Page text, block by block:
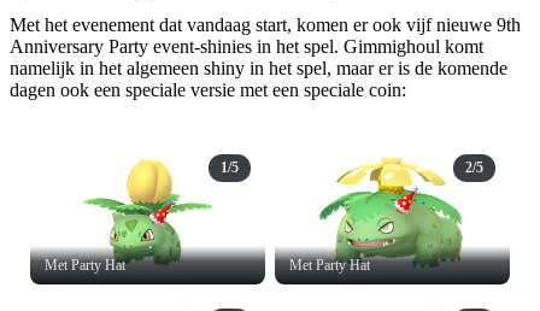
Met het evenement dat vandaag start, komen er ook vijf nieuwe 9th
Anniversary Party event-shinies in het spel. Gimmighoul komt
namelijk in het algemeen shiny in het spel, maar er is de komende
dagen ook een speciale versie met een speciale coin:
Met Party Hat
1/5
Met Party Hat
2/5